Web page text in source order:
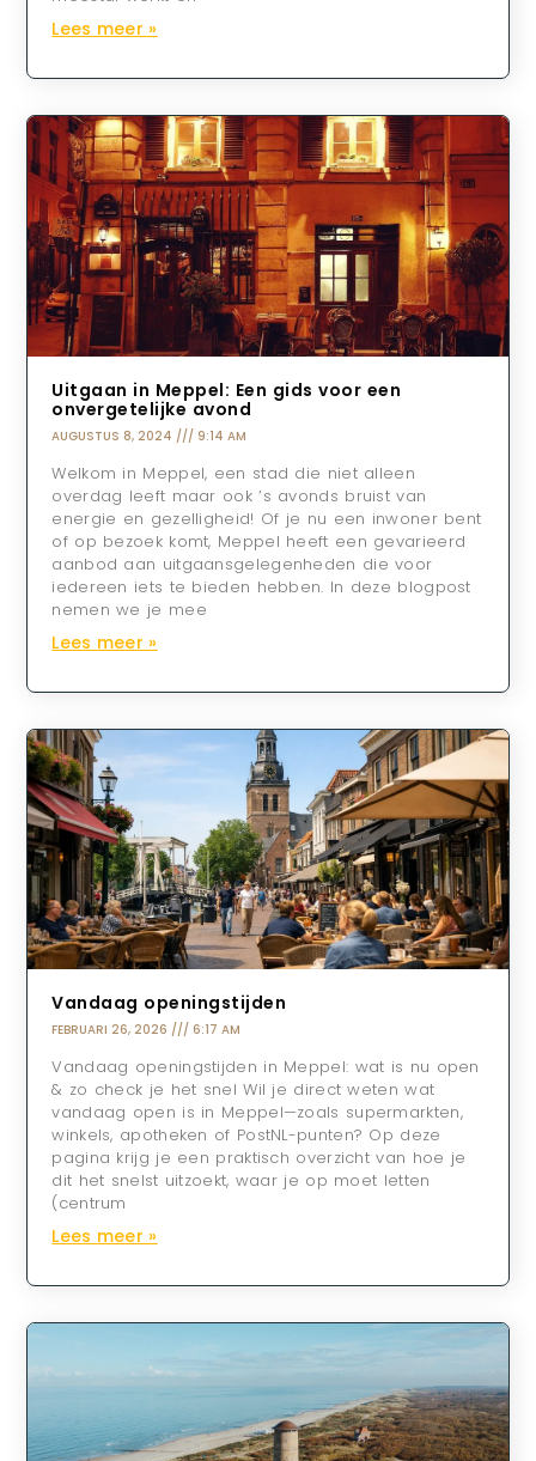
Lees meer »
Uitgaan in Meppel: Een gids voor een
onvergetelijke avond
AUGUSTUS 8, 2024 9:14 AM
Welkom in Meppel, een stad die niet alleen
overdag leeft maar ook ’s avonds bruist van
energie en gezelligheid! Of je nu een inwoner bent
of op bezoek komt, Meppel heeft een gevarieerd
aanbod aan uitgaansgelegenheden die voor
iedereen iets te bieden hebben. In deze blogpost
nemen we je mee
Lees meer »
Vandaag openingstijden
FEBRUARI 26, 2026 6:17 AM
Vandaag openingstijden in Meppel: wat is nu open
& zo check je het snel Wil je direct weten wat
vandaag open is in Meppel—zoals supermarkten,
winkels, apotheken of PostNL-punten? Op deze
pagina krijg je een praktisch overzicht van hoe je
dit het snelst uitzoekt, waar je op moet letten
(centrum
Lees meer »